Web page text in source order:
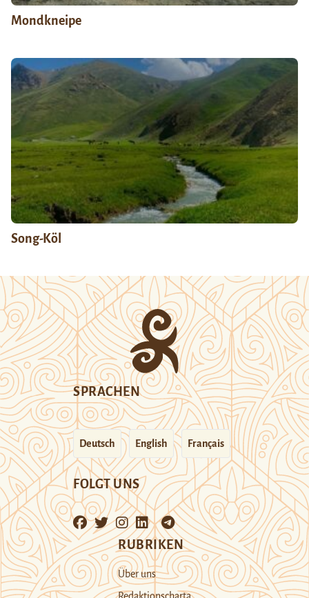
Mondkneipe
Song-Köl
SPRACHEN
Deutsch English Français
FOLGT UNS
RUBRIKEN
Über uns